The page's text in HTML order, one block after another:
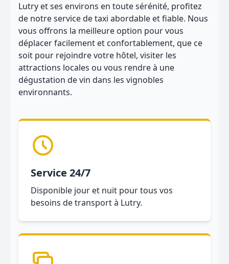
Lutry et ses environs en toute sérénité, profitez
de notre service de taxi abordable et fiable. Nous
vous offrons la meilleure option pour vous
déplacer facilement et confortablement, que ce
soit pour rejoindre votre hôtel, visiter les
attractions locales ou vous rendre à une
dégustation de vin dans les vignobles
environnants.
Service 24/7
Disponible jour et nuit pour tous vos
besoins de transport à Lutry.